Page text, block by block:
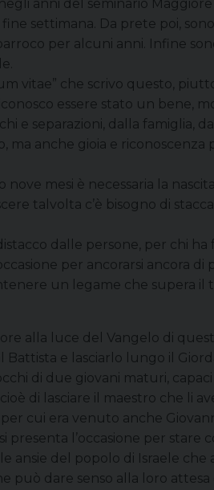
anni del seminario
settimana. Da prete poi,
per alcuni anni. Infine
vitae” che scrivo questo,
essere stato un bene,
e separazioni, dalla famiglia,
ma anche gioia e riconoscenza
nove mesi è necessaria la
talvolta c’è bisogno di
dalle persone, per chi ha
per ancorarsi ancora
un legame che supera il
alla luce del Vangelo di
Battista e lasciarlo lungo il
di due giovani maturi,
di lasciare il maestro che li
cui era venuto anche
presenta l’occasione per stare
ansie del popolo di Israele che
può dare senso alla loro